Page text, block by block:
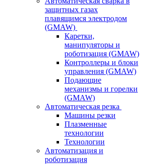
защитных газах
плавящимся электродом
(GMAW)
Каретки,
манипуляторы и
роботизация (GMAW)
Контроллеры и блоки
управления (GMAW)
Подающие
механизмы и горелки
(GMAW)
Автоматическая резка
Машины резки
Плазменные
технологии
Технологии
Автоматизация и
роботизация